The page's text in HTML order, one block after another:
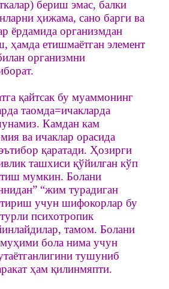
бериш эмас, балки
ҳижама, сано барги ва
ёрдамида организмдан
ҳамда етишмаётган элемент
организмни
қайтсак бу муаммонинг
таомда=ичакларда
Камдан кам
ва ичаклар орасида
қаратади. Ҳозирги
ташхиси қўйилган кўп
мумкин. Болани
“жим турадиган
учун шифокорлар бу
психотропик
тамом. Болани
бола нима учун
тушуниб
ҳам қилинмяпти.